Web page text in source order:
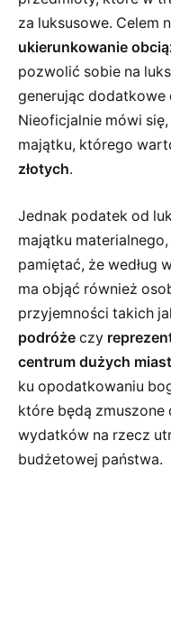
za luksusowe. Celem
ukierunkowanie
pozwolić sobie na
generując dodatkowe
Nieoficjalnie mówi
majątku, którego
złotych.
Jednak podatek od
majątku
pamiętać, że według
ma objąć również
przyjemności takich
podróże czy
centrum dużych miast
ku opodatkowaniu
które będą
wydatków na rzecz
budżetowej państwa.